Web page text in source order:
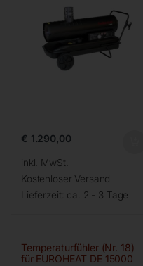
€ 1.290,00
inkl. MwSt.
Kostenloser Versand
Lieferzeit: ca. 2 - 3 Tage
Temperaturfühler (Nr. 18)
für EUROHEAT DE 15000